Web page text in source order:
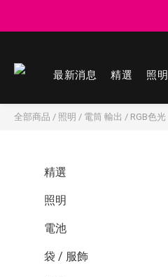
最新消息 精選 照明
全部商品 / 照明 / 電筒 輸出 / RGB色光
精選
照明
電池
袋 / 服飾